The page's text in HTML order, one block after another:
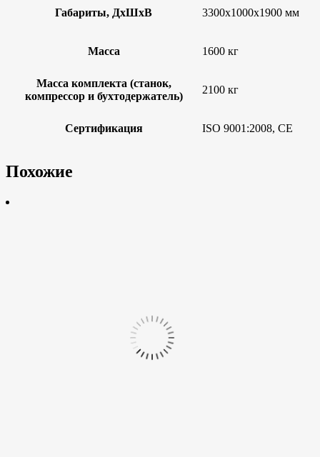
Габариты, ДxШxВ 3300x1000x1900 мм
Масса 1600 кг
Масса комплекта (станок,
компрессор и бухтодержатель)
2100 кг
Сертификация ISO 9001:2008, CE
Похожие